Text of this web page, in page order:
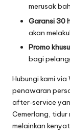
merusak
Garansi 30
akan
Promo
bagi
Hubungi kami
penawaran
after‑service
Cemerlang, tidur
melainkan